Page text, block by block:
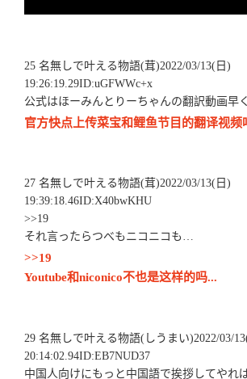
25 名無しで叶える物語(茸)2022/03/13(日)
19:26:19.29ID:uGFWWc+x
公式はほーみんとりーちゃんの翻訳動画早
官方快点上传菜宝和鲤鱼节目的翻译视频
27 名無しで叶える物語(茸)2022/03/13(日)
19:39:18.46ID:X40bwKHU
>>19
それ言ったらつべもニコニコも…
>>19
Youtube和niconico不也是这样的吗...
29 名無しで叶える物語(しうまい)2022/03/
20:14:02.94ID:EB7NUD37
中国人向けにもっと中国語で挨拶してやれ